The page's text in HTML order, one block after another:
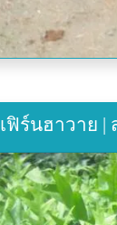
เฟิร์นฮาวาย